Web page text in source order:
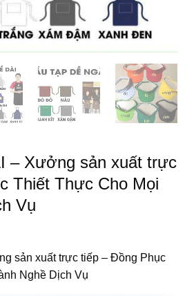
– Xưởng sản xuất trực
Thiết Thực Cho Mọi
Vụ
sản xuất trực tiếp – Đồng Phục
Nghề Dịch Vụ